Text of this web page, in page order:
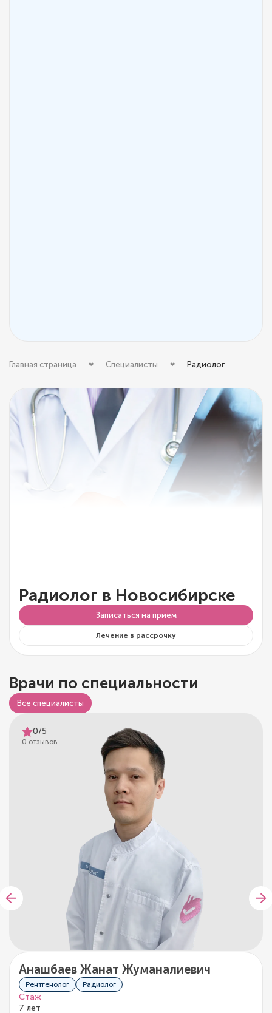
Главная страница Специалисты Радиолог
Радиолог в Новосибирске
Записаться на прием
Лечение в рассрочку
Врачи по специальности
Все специалисты
0/5
0 отзывов
Анашбаев Жанат Жуманалиевич
Рентгенолог Радиолог
Стаж
7 лет